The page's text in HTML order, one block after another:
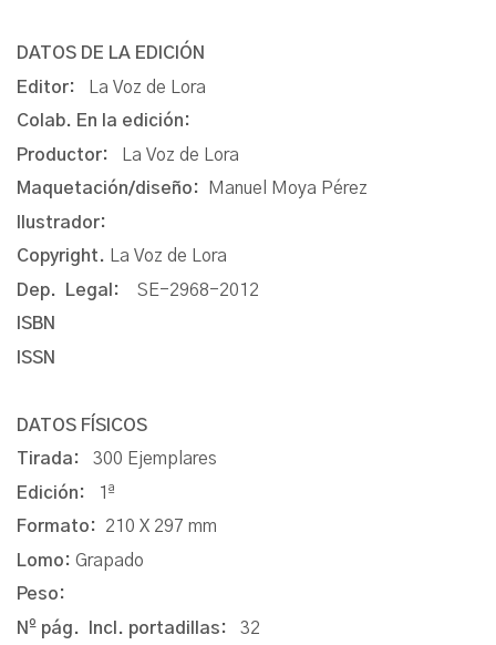
DATOS DE LA EDICIÓN
Editor:
La Voz de Lora
Colab. En la edición:
Productor:
La Voz de Lora
Maquetación/diseño:
Manuel Moya Pérez
Ilustrador:
Copyright. La Voz de Lora
Dep. Legal: SE-2968-2012
ISBN
ISSN
DATOS FÍSICOS
Tirada: 300 Ejemplares
Edición:
1ª
Formato: 210 X 297 mm
Lomo: Grapado
Peso:
Nº pág. Incl. portadillas: 32